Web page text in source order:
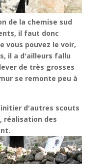
de la chemise sud
il faut donc
vous pouvez le voir,
il a d'ailleurs fallu
de très grosses
se remonte peu à
d'autres scouts
réalisation des